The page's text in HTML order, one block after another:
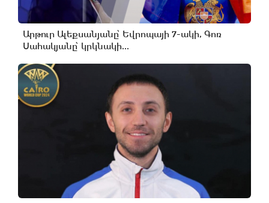
Արթուր Ալեքսանյանը՝ Եվրոպայի 7-ակի, Գոռ
Սահակյանը՝ կրկնակի...